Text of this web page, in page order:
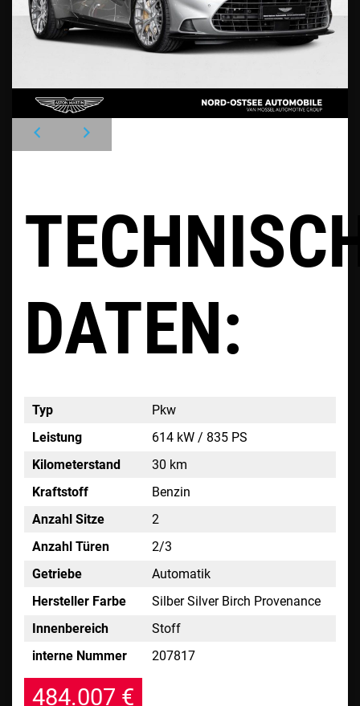
DATEN:
Typ
Pkw
Leistung
614 kW / 835 PS
Kilometerstand
30 km
Kraftstoff
Benzin
Anzahl Sitze
2
Anzahl Türen
2/3
Getriebe
Automatik
Hersteller Farbe
Silber Silver Birch Provenance
Innenbereich
Stoff
interne Nummer
207817
484.007 €